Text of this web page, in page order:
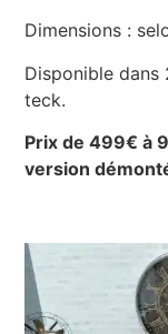
Dimensions :
Disponible dans
teck.
Prix de 499€ à
version